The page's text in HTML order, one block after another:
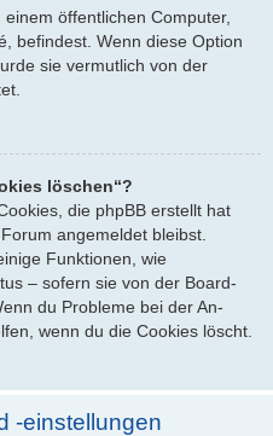
öffentlichen Computer,
befindest. Wenn diese Option
sie vermutlich von der
löschen“?
die phpBB erstellt hat
angemeldet bleibst.
Funktionen, wie
– sofern sie von der Board-
du Probleme bei der An-
wenn du die Cookies löscht.
-einstellungen